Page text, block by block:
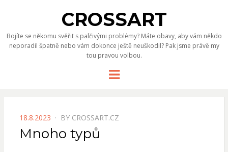
CROSSART
Bojíte se někomu svěřit s palčivými problémy? Máte obavy, aby vám někdo
neporadil špatně nebo vám dokonce ještě neuškodil? Pak jsme právě my
tou pravou volbou.
Menu
POSTED
ON
18.8.2023 BY CROSSART.CZ
Mnoho typů